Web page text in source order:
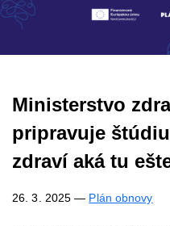
Ministerstvo
pripravuje
zdraví aká tu
26. 3. 2025 — Plán obnovy